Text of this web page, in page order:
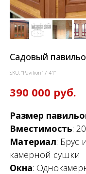
Садовый
SKU: "Pavilion17-41"
390 000 руб.
Размер
Вместимость:
Материал: Брус
камерной сушки
Окна: